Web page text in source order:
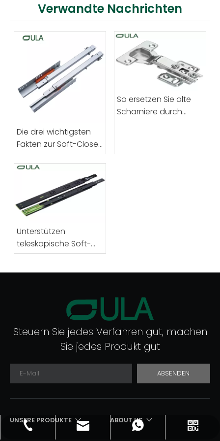
Verwandte Nachrichten
Die drei wichtigsten
Fakten zur Soft-Close-
Schubladenführung,
die Sie benötigen
So ersetzen Sie alte
Scharniere durch
Unterstützen
teleskopische Soft-
Close-
+86 15914488888
sale2@songxinggroup.com
8619868714718
Steuern Sie jedes Verfahren gut, machen
Sie jedes Produkt gut
ABSENDEN
UNSERE PRODUKTE​​​​​​​ ABOUT US